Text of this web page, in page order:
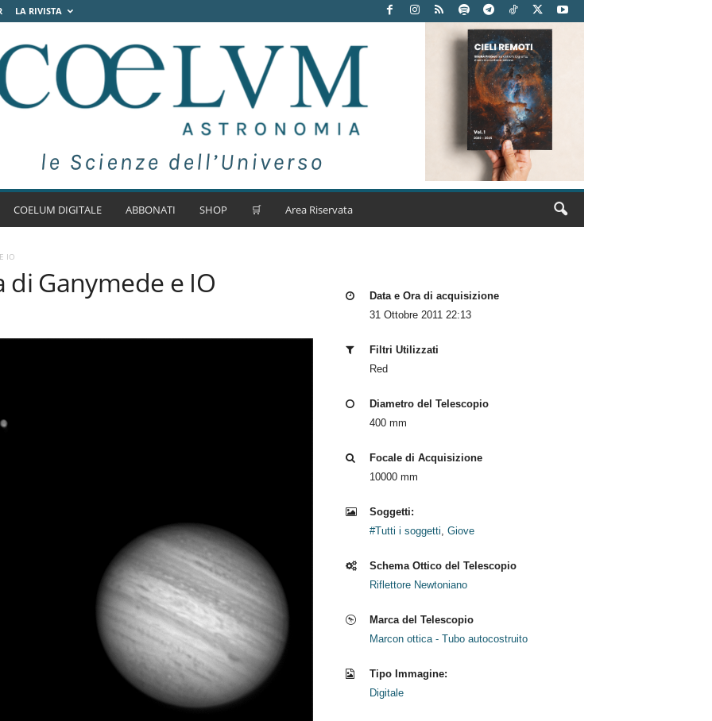
LA RIVISTA
COELUM DIGITALE ABBONATI SHOP 🛒 Area Riservata
IO
di Ganymede e IO
Data e Ora di acquisizione
31 Ottobre 2011 22:13
Filtri Utilizzati
Red
Diametro del Telescopio
400 mm
Focale di Acquisizione
10000 mm
Soggetti:
#Tutti i soggetti, Giove
Schema Ottico del Telescopio
Riflettore Newtoniano
Marca del Telescopio
Marcon ottica - Tubo autocostruito
Tipo Immagine:
Digitale